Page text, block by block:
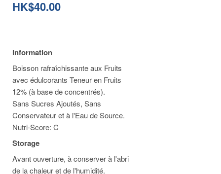
HK$40.00
Information
Boisson rafraîchissante aux Fruits
avec édulcorants Teneur en Fruits
12% (à base de concentrés).
Sans Sucres Ajoutés, Sans
Conservateur et à l'Eau de Source.
Nutri-Score: C
Storage
Avant ouverture, à conserver à l'abri
de la chaleur et de l'humidité.